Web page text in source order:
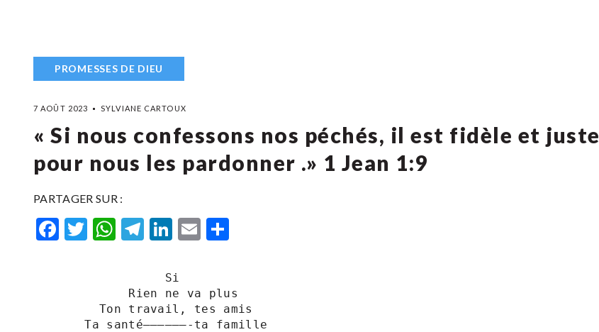
PROMESSES DE DIEU
7 AOÛT 2023 SYLVIANE CARTOUX
« Si nous confessons nos péchés, il est fidèle et juste
pour nous les pardonner .» 1 Jean‬ ‭1‬:‭9‬ ‭
PARTAGER SUR :
Facebook
Twitter
WhatsApp
Telegram
LinkedIn
Email
       Ta santé——————-ta famille